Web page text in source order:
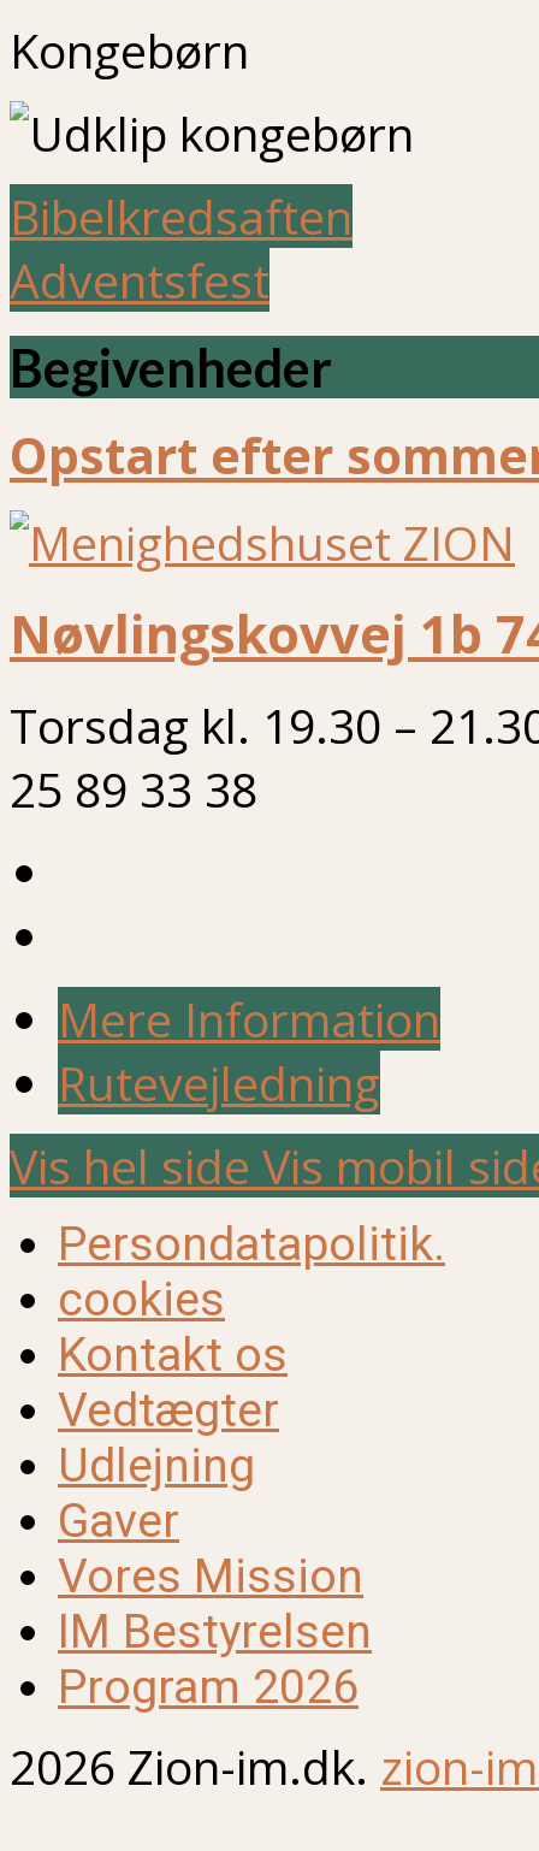
Kongebørn
Bibelkredsaften
Adventsfest
Begivenheder
Opstart efter
Nøvlingskovvej 1b
Torsdag kl. 19.30 –
25 89 33 38
Mere Information
Rutevejledning
Vis hel side Vis mobil
Persondatapolitik.
cookies
Kontakt os
Vedtægter
Udlejning
Gaver
Vores Mission
IM Bestyrelsen
Program 2026
2026 Zion-im.dk. zion-